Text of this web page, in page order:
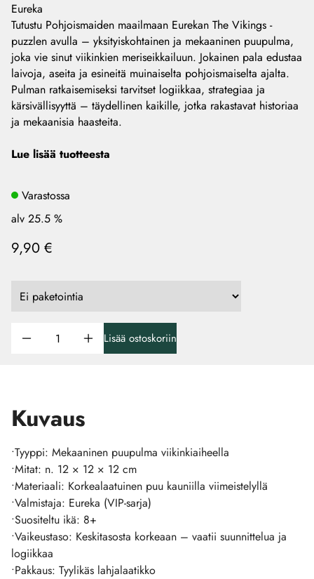
Eureka
Tutustu Pohjoismaiden maailmaan Eurekan The Vikings -
puzzlen avulla – yksityiskohtainen ja mekaaninen puupulma,
joka vie sinut viikinkien meriseikkailuun. Jokainen pala edustaa
laivoja, aseita ja esineitä muinaiselta pohjoismaiselta ajalta.
Pulman ratkaisemiseksi tarvitset logiikkaa, strategiaa ja
kärsivällisyyttä – täydellinen kaikille, jotka rakastavat historiaa
ja mekaanisia haasteita.
Lue lisää tuotteesta
Varastossa
alv 25.5 %
9,90 €
Lisää ostoskoriin
Kuvaus
•Tyyppi: Mekaaninen puupulma viikinkiaiheella
•Mitat: n. 12 × 12 × 12 cm
•Materiaali: Korkealaatuinen puu kauniilla viimeistelyllä
•Valmistaja: Eureka (VIP-sarja)
•Suositeltu ikä: 8+
•Vaikeustaso: Keskitasosta korkeaan – vaatii suunnittelua ja
logiikkaa
•Pakkaus: Tyylikäs lahjalaatikko